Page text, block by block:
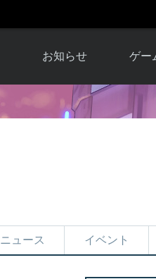
お知らせ
お知らせ一覧
ゲー
ソウ
ニュース イベント